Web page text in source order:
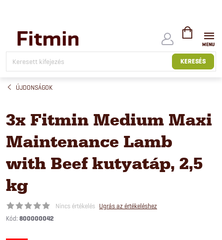
tartalomhoz
KERESÉS
KOSÁR
ÚJDONSÁGOK
3x Fitmin Medium Maxi
Maintenance Lamb
with Beef kutyatáp, 2,5
kg
Nincs értékelés Ugrás az értékeléshez
Kód: 800000042